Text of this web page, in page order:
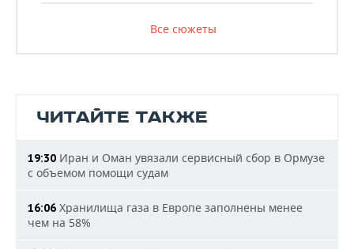
Все сюжеты
ЧИТАЙТЕ ТАКЖЕ
19:30 Иран и Оман увязали сервисный сбор в Ормузе
с объемом помощи судам
16:06 Хранилища газа в Европе заполнены менее
чем на 58%